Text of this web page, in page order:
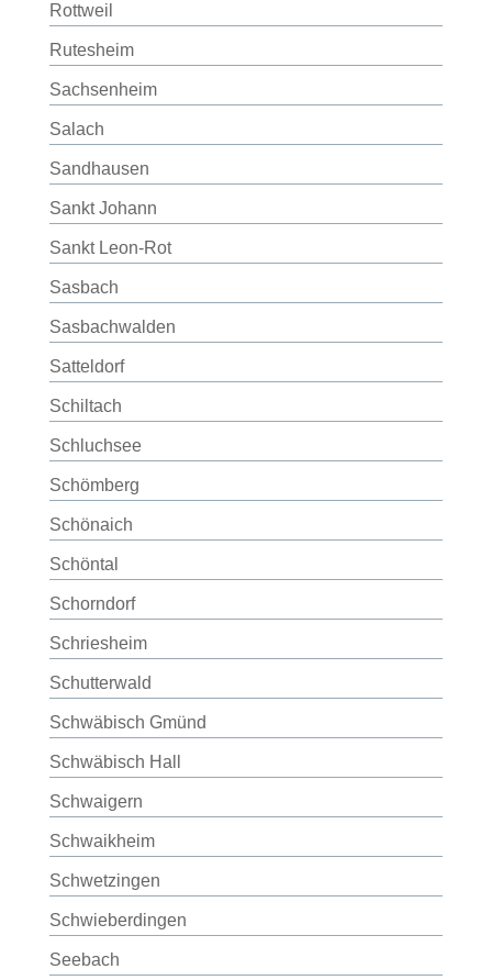
Rottweil
Rutesheim
Sachsenheim
Salach
Sandhausen
Sankt Johann
Sankt Leon-Rot
Sasbach
Sasbachwalden
Satteldorf
Schiltach
Schluchsee
Schömberg
Schönaich
Schöntal
Schorndorf
Schriesheim
Schutterwald
Schwäbisch Gmünd
Schwäbisch Hall
Schwaigern
Schwaikheim
Schwetzingen
Schwieberdingen
Seebach